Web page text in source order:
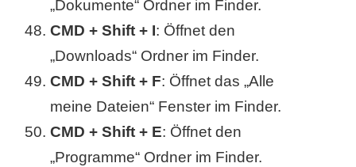
„Dokumente“ Ordner im Finder.
CMD + Shift + I: Öffnet den
„Downloads“ Ordner im Finder.
CMD + Shift + F: Öffnet das „Alle
meine Dateien“ Fenster im Finder.
CMD + Shift + E: Öffnet den
„Programme“ Ordner im Finder.